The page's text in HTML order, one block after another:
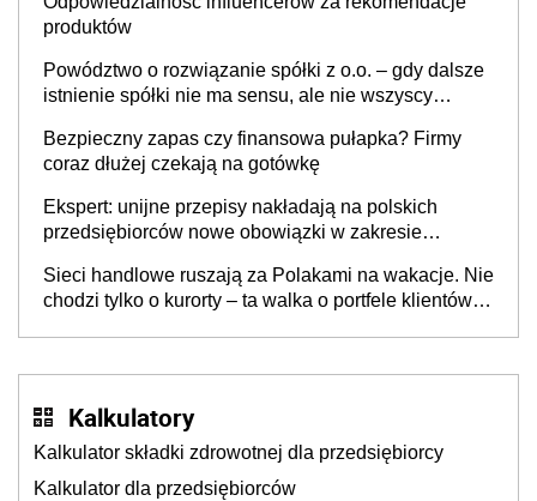
produktów
Powództwo o rozwiązanie spółki z o.o. – gdy dalsze
istnienie spółki nie ma sensu, ale nie wszyscy
Bezpieczny zapas czy finansowa pułapka? Firmy
coraz dłużej czekają na gotówkę
Ekspert: unijne przepisy nakładają na polskich
przedsiębiorców nowe obowiązki w zakresie
Sieci handlowe ruszają za Polakami na wakacje. Nie
chodzi tylko o kurorty – ta walka o portfele klientów
Kalkulatory
Kalkulator składki zdrowotnej dla przedsiębiorcy
Kalkulator dla przedsiębiorców